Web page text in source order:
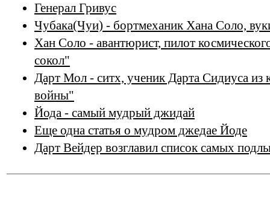
Генерал Гривус
Чубака(Чуи) - бортмеханик Хана Соло,
Хан Соло - авантюрист, пилот
сокол"
Дарт Мол - ситх, ученик Дарта Сидиуса из
войны"
Йода - самый мудрый джидай
Еще одна статья о мудром джедае Йоде
Дарт Вейдер возглавил список самых